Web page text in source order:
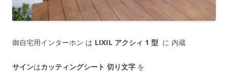
御自宅用インターホン は LIXIL アクシィ 1 型 に 内蔵
サインはカッティングシート 切り文字 を